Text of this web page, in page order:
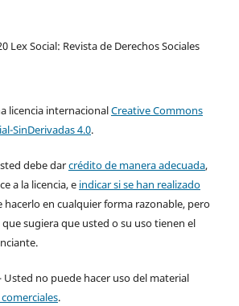
Lex Social: Revista de Derechos Sociales
licencia internacionalCreative Commons
SinDerivadas 4.0.
debe darcrédito de manera adecuada,
a la licencia, e indicar si se han realizado
hacerlo en cualquier forma razonable, pero
sugiera que usted o su uso tienen el
no puede hacer uso del material
.